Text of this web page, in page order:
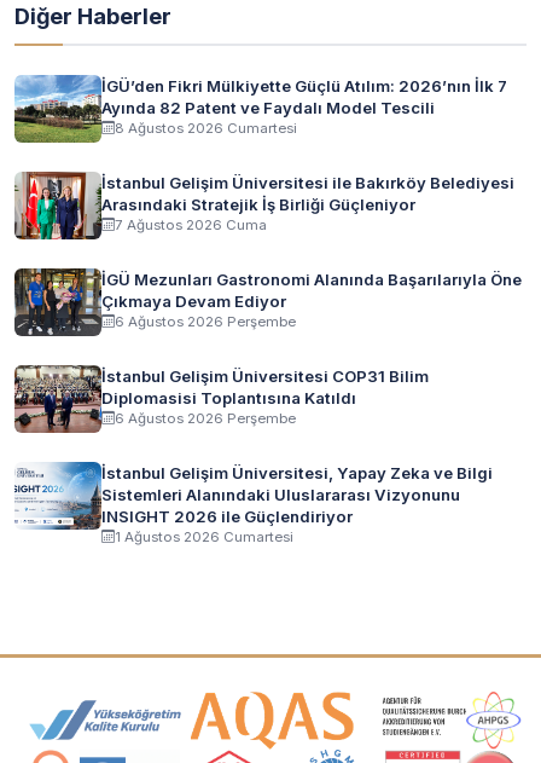
Diğer Haberler
İGÜ’den Fikri Mülkiyette Güçlü Atılım: 2026’nın İlk 7
Ayında 82 Patent ve Faydalı Model Tescili
8 Ağustos 2026 Cumartesi
İstanbul Gelişim Üniversitesi ile Bakırköy Belediyesi
Arasındaki Stratejik İş Birliği Güçleniyor
7 Ağustos 2026 Cuma
İGÜ Mezunları Gastronomi Alanında Başarılarıyla Öne
Çıkmaya Devam Ediyor
6 Ağustos 2026 Perşembe
İstanbul Gelişim Üniversitesi COP31 Bilim
Diplomasisi Toplantısına Katıldı
6 Ağustos 2026 Perşembe
İstanbul Gelişim Üniversitesi, Yapay Zeka ve Bilgi
Sistemleri Alanındaki Uluslararası Vizyonunu
INSIGHT 2026 ile Güçlendiriyor
1 Ağustos 2026 Cumartesi
Akreditasyon ve Üyelik Logoları